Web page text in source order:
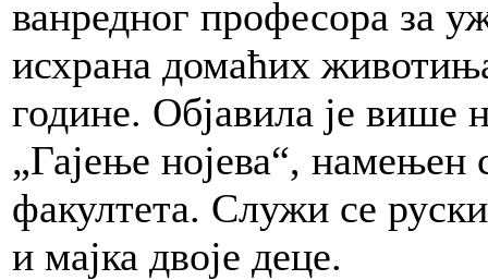
ванредног професора за
исхрана домаћих
године. Објавила је више
„Гајење нојева“,
факултета. Служи се
и мајка двоје деце.